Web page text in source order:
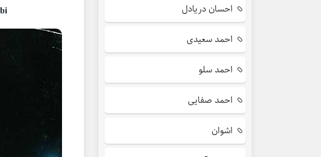
احسان دریادل
احمد سعیدی
احمد سلو
احمد صفایی
اشوان